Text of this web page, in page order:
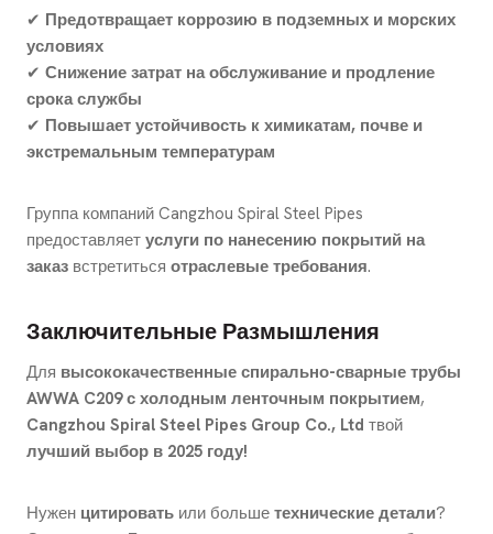
✔ Предотвращает коррозию в подземных и морских
условиях
✔ Снижение затрат на обслуживание и продление
срока службы
✔ Повышает устойчивость к химикатам, почве и
экстремальным температурам
Группа компаний Cangzhou Spiral Steel Pipes
предоставляет услуги по нанесению покрытий на
заказ встретиться отраслевые требования.
Заключительные Размышления
Для высококачественные спирально-сварные трубы
AWWA C209 с холодным ленточным покрытием,
Cangzhou Spiral Steel Pipes Group Co., Ltd твой
лучший выбор в 2025 году!
Нужен цитировать или больше технические детали?